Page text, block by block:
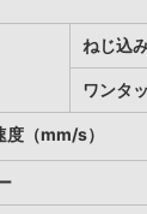
ねじ込
ワンタ
（mm/s）